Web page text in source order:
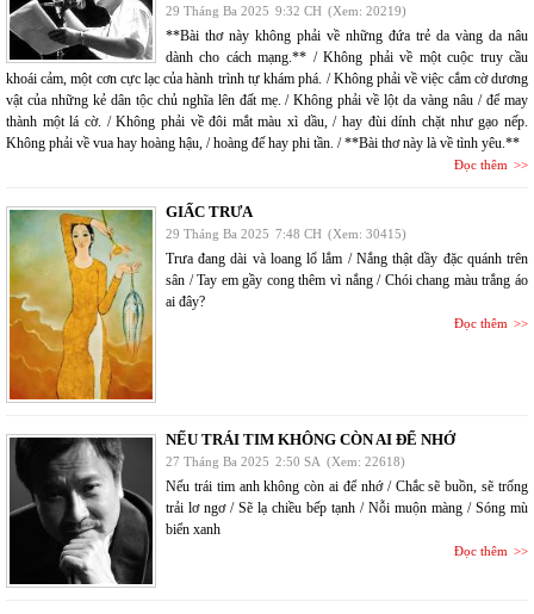
29 Tháng Ba 2025 9:32 CH (Xem: 20219)
**Bài thơ này không phải về những đứa trẻ da vàng da nâu
dành cho cách mạng.** / Không phải về một cuộc truy cầu
khoái cảm, một cơn cực lạc của hành trình tự khám phá. / Không phải về việc cắm cờ dương
vật của những kẻ dân tộc chủ nghĩa lên đất mẹ. / Không phải về lột da vàng nâu / để may
thành một lá cờ. / Không phải về đôi mắt màu xì dầu, / hay đùi dính chặt như gạo nếp.
Không phải về vua hay hoàng hậu, / hoàng đế hay phi tần. / **Bài thơ này là về tình yêu.**
Đọc thêm
GIẤC TRƯA
29 Tháng Ba 2025 7:48 CH (Xem: 30415)
Trưa đang dài và loang lổ lắm / Nắng thật dầy đặc quánh trên
sân / Tay em gầy cong thêm vì nắng / Chói chang màu trắng áo
ai đây?
Đọc thêm
NẾU TRÁI TIM KHÔNG CÒN AI ĐỂ NHỚ
27 Tháng Ba 2025 2:50 SA (Xem: 22618)
Nếu trái tim anh không còn ai để nhớ / Chắc sẽ buồn, sẽ trống
trải lơ ngơ / Sẽ lạ chiều bếp tạnh / Nỗi muộn màng / Sóng mù
biển xanh
Đọc thêm